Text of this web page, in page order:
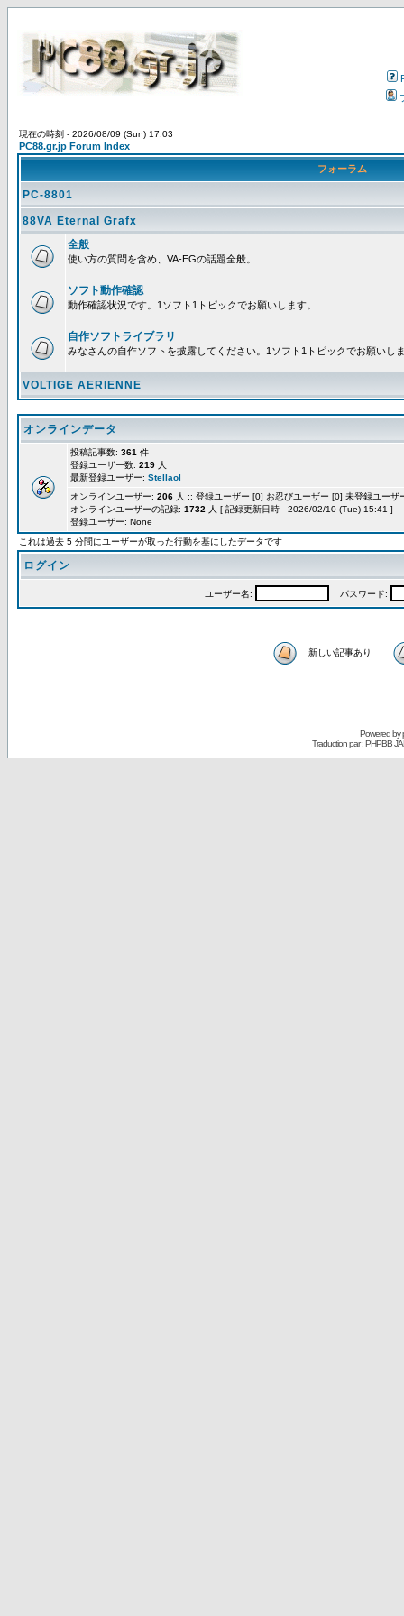
現在の時刻 - 2026/08/09 (Sun) 17:03
PC88.gr.jp Forum Index
フォーラム
PC-8801
88VA Eternal Grafx
全般
使い方の質問を含め、VA-EGの話題全般。
ソフト動作確認
動作確認状況です。1ソフト1トピックでお願いします。
自作ソフトライブラリ
みなさんの自作ソフトを披露してください。1ソフト1トピックでお願いし
VOLTIGE AERIENNE
オンラインデータ
投稿記事数: 361 件
登録ユーザー数: 219 人
最新登録ユーザー: Stellaol
オンラインユーザー: 206 人 :: 登録ユーザー [0] お忍びユーザー [0] 未登録ユー
オンラインユーザーの記録: 1732 人 [ 記録更新日時 - 2026/02/10 (Tue) 15:41 ]
登録ユーザー: None
これは過去 5 分間にユーザーが取った行動を基にしたデータです
ログイン
ユーザー名: パスワード:
新しい記事あり
Powered by
Traduction par : PHPBB